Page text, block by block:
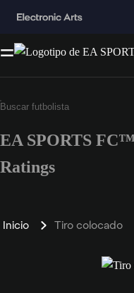
EA SPORTS
Ratings
Inicio Tiro colocado